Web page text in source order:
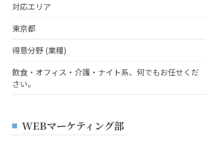
対応エリア
東京都
得意分野 (業種)
飲食・オフィス・介護・ナイト系、何でもお任せくだ
さい。
WEBマーケティング部